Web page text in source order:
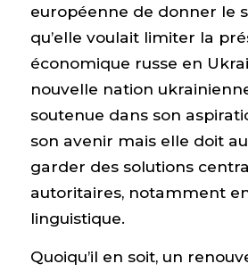
européenne de donner le
qu’elle voulait limiter la
économique russe en
nouvelle nation
soutenue dans son
son avenir mais elle doit
garder des solutions
autoritaires, notamment
linguistique.
Quoiqu’il en soit, un